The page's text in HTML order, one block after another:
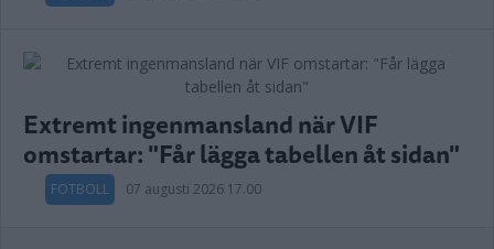
Extremt ingenmansland när VIF
omstartar: "Får lägga tabellen åt sidan"
FOTBOLL 07 augusti 2026 17.00